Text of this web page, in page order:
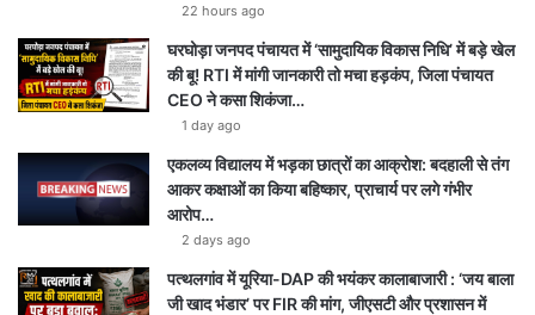
22 hours ago
घरघोड़ा जनपद पंचायत में ‘सामुदायिक विकास निधि’ में बड़े खेल
की बू! RTI में मांगी जानकारी तो मचा हड़कंप, जिला पंचायत
CEO ने कसा शिकंजा…
1 day ago
एकलव्य विद्यालय में भड़का छात्रों का आक्रोश: बदहाली से तंग
आकर कक्षाओं का किया बहिष्कार, प्राचार्य पर लगे गंभीर
आरोप…
2 days ago
पत्थलगांव में यूरिया-DAP की भयंकर कालाबाजारी : ‘जय बाला
जी खाद भंडार’ पर FIR की मांग, जीएसटी और प्रशासन में